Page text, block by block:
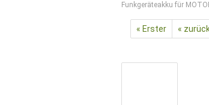
Funkgeräteakku für
« Erster «